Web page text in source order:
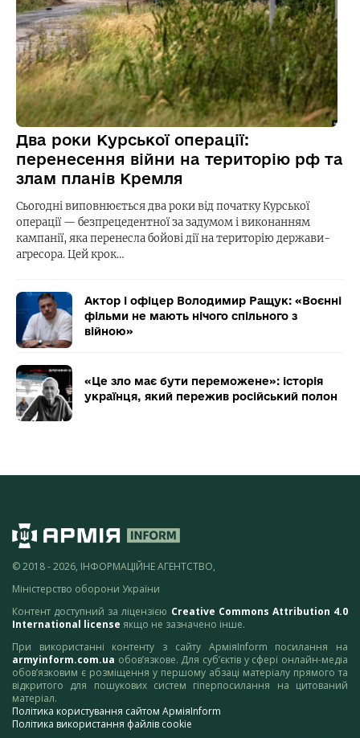
Два роки Курської операції:
перенесення війни на територію рф та
злам планів Кремля
Сьогодні виповнюється два роки від початку Курської
операції — безпрецедентної за задумом і виконанням
кампанії, яка перенесла бойові дії на територію держави-
агресора. Цей крок…
Актор і офіцер Володимир Ращук: «Воєнні
фільми не мають нічого спільного з
війною»
«Це зло має бути переможене»: історія
українця, який пережив російський полон
© 2018 - 2026, ІНФОРМАЦІЙНЕ АГЕНТСТВО,
Міністерство оборони України
Контент доступний за ліцензією Creative Commons Attribution 4.0
International license якщо не зазначено інше.
При використанні контенту з сайту АрміяInform посилання на
armyinform.com.ua обов’язкове. Для суб’єктів у сфері онлайн-медіа
обов’язковим є розміщення у першому абзаці матеріалу прямого та
відкритого для пошукових систем гіперпосилання на цитований
матеріал.
Політика користування сайтом АрміяInform
Політика використання файлів cookie